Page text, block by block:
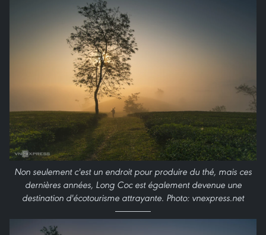
Non seulement c'est un endroit pour produire du thé, mais ces
dernières années, Long Coc est également devenue une
destination d'écotourisme attrayante. Photo: vnexpress.net